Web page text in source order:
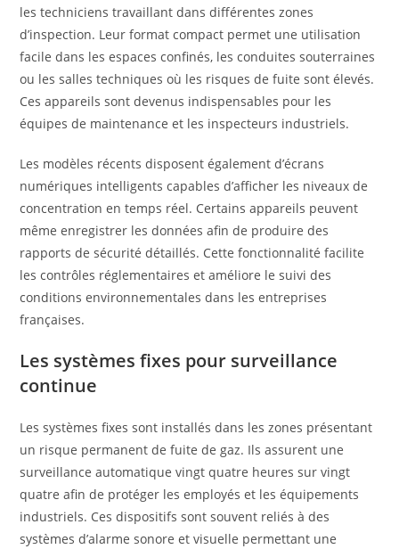
les techniciens travaillant dans différentes zones
d’inspection. Leur format compact permet une utilisation
facile dans les espaces confinés, les conduites souterraines
ou les salles techniques où les risques de fuite sont élevés.
Ces appareils sont devenus indispensables pour les
équipes de maintenance et les inspecteurs industriels.
Les modèles récents disposent également d’écrans
numériques intelligents capables d’afficher les niveaux de
concentration en temps réel. Certains appareils peuvent
même enregistrer les données afin de produire des
rapports de sécurité détaillés. Cette fonctionnalité facilite
les contrôles réglementaires et améliore le suivi des
conditions environnementales dans les entreprises
françaises.
Les systèmes fixes pour surveillance
continue
Les systèmes fixes sont installés dans les zones présentant
un risque permanent de fuite de gaz. Ils assurent une
surveillance automatique vingt quatre heures sur vingt
quatre afin de protéger les employés et les équipements
industriels. Ces dispositifs sont souvent reliés à des
systèmes d’alarme sonore et visuelle permettant une